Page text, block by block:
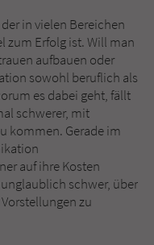
der in vielen Bereichen
zum Erfolg ist. Will man
aufbauen oder
sowohl beruflich als
es dabei geht, fällt
schwerer, mit
kommen. Gerade im
auf ihre Kosten
schwer, über
zu
GmbH & Co. KG
einzelner Buchtitel